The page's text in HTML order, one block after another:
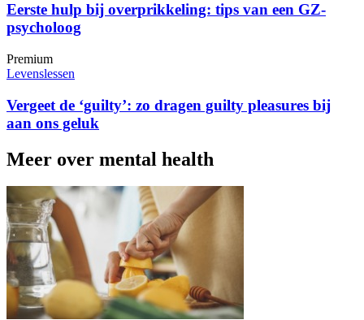
Eerste hulp bij overprikkeling: tips van een GZ-
psycholoog
Premium
Levenslessen
Vergeet de ‘guilty’: zo dragen guilty pleasures bij
aan ons geluk
Meer over mental health